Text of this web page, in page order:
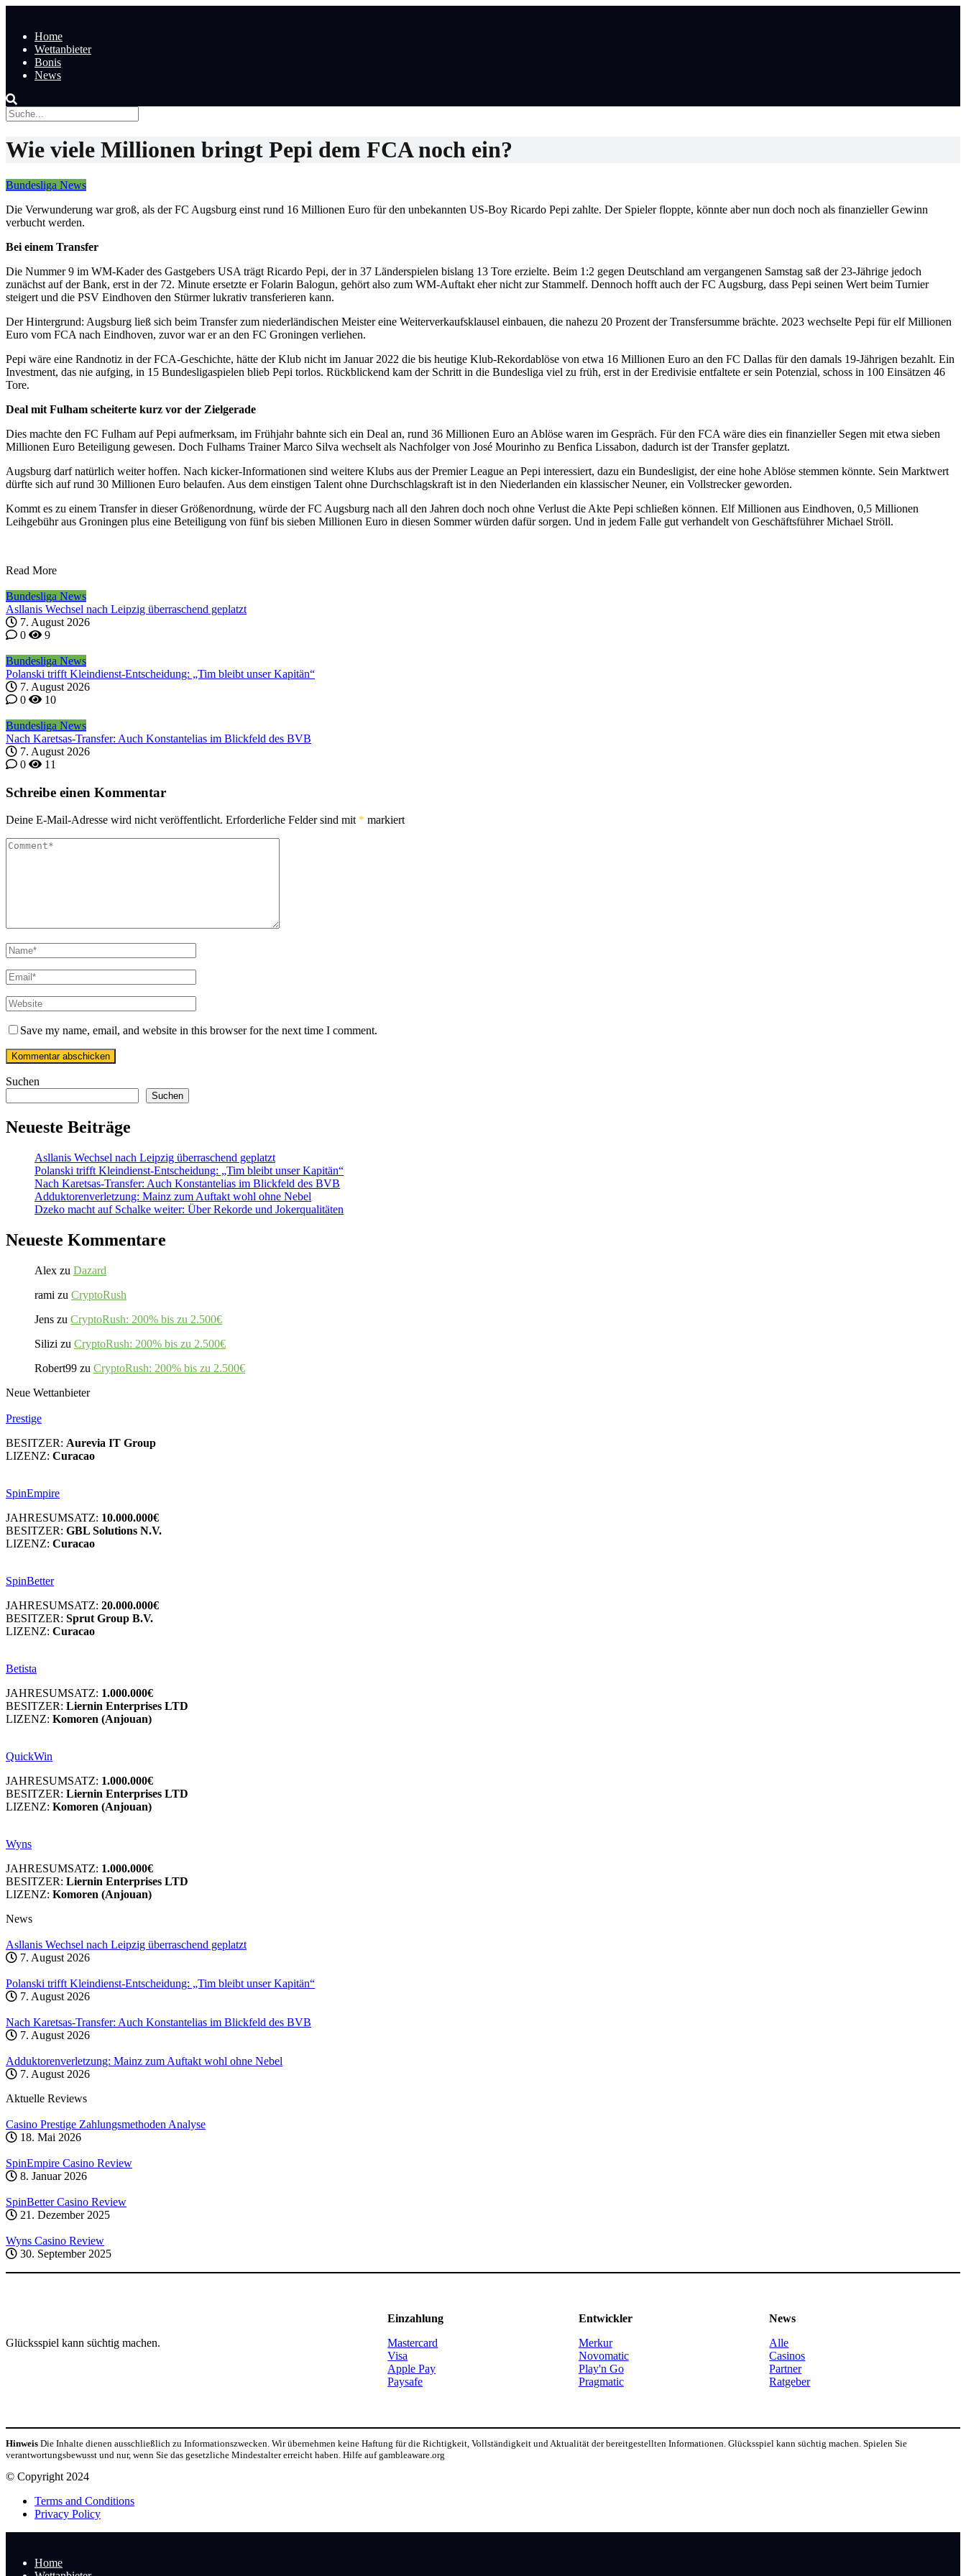
Home
Wettanbieter
Bonis
News
Wie viele Millionen bringt Pepi dem FCA noch ein?
Bundesliga News
Die Verwunderung war groß, als der FC Augsburg einst rund 16 Millionen Euro für den unbekannten US-Boy Ricardo Pepi zahlte. Der Spieler floppte, könnte aber nun doch noch als finanzieller Gewinn
verbucht werden.
Bei einem Transfer
Die Nummer 9 im WM-Kader des Gastgebers USA trägt Ricardo Pepi, der in 37 Länderspielen bislang 13 Tore erzielte. Beim 1:2 gegen Deutschland am vergangenen Samstag saß der 23-Jährige jedoch
zunächst auf der Bank, erst in der 72. Minute ersetzte er Folarin Balogun, gehört also zum WM-Auftakt eher nicht zur Stammelf. Dennoch hofft auch der FC Augsburg, dass Pepi seinen Wert beim Turnier
steigert und die PSV Eindhoven den Stürmer lukrativ transferieren kann.
Der Hintergrund: Augsburg ließ sich beim Transfer zum niederländischen Meister eine Weiterverkaufsklausel einbauen, die nahezu 20 Prozent der Transfersumme brächte. 2023 wechselte Pepi für elf Millionen
Euro vom FCA nach Eindhoven, zuvor war er an den FC Groningen verliehen.
Pepi wäre eine Randnotiz in der FCA-Geschichte, hätte der Klub nicht im Januar 2022 die bis heutige Klub-Rekordablöse von etwa 16 Millionen Euro an den FC Dallas für den damals 19-Jährigen bezahlt. Ein
Investment, das nie aufging, in 15 Bundesligaspielen blieb Pepi torlos. Rückblickend kam der Schritt in die Bundesliga viel zu früh, erst in der Eredivisie entfaltete er sein Potenzial, schoss in 100 Einsätzen 46
Tore.
Deal mit Fulham scheiterte kurz vor der Zielgerade
Dies machte den FC Fulham auf Pepi aufmerksam, im Frühjahr bahnte sich ein Deal an, rund 36 Millionen Euro an Ablöse waren im Gespräch. Für den FCA wäre dies ein finanzieller Segen mit etwa sieben
Millionen Euro Beteiligung gewesen. Doch Fulhams Trainer Marco Silva wechselt als Nachfolger von José Mourinho zu Benfica Lissabon, dadurch ist der Transfer geplatzt.
Augsburg darf natürlich weiter hoffen. Nach kicker-Informationen sind weitere Klubs aus der Premier League an Pepi interessiert, dazu ein Bundesligist, der eine hohe Ablöse stemmen könnte. Sein Marktwert
dürfte sich auf rund 30 Millionen Euro belaufen. Aus dem einstigen Talent ohne Durchschlagskraft ist in den Niederlanden ein klassischer Neuner, ein Vollstrecker geworden.
Kommt es zu einem Transfer in dieser Größenordnung, würde der FC Augsburg nach all den Jahren doch noch ohne Verlust die Akte Pepi schließen können. Elf Millionen aus Eindhoven, 0,5 Millionen
Leihgebühr aus Groningen plus eine Beteiligung von fünf bis sieben Millionen Euro in diesen Sommer würden dafür sorgen. Und in jedem Falle gut verhandelt von Geschäftsführer Michael Ströll.
Read More
Bundesliga News
Asllanis Wechsel nach Leipzig überraschend geplatzt
7. August 2026
0
9
Bundesliga News
Polanski trifft Kleindienst-Entscheidung: „Tim bleibt unser Kapitän“
7. August 2026
0
10
Bundesliga News
Nach Karetsas-Transfer: Auch Konstantelias im Blickfeld des BVB
7. August 2026
0
11
Schreibe einen Kommentar
Deine E-Mail-Adresse wird nicht veröffentlicht. Erforderliche Felder sind mit * markiert
Save my name, email, and website in this browser for the next time I comment.
Suchen
Suchen
Neueste Beiträge
Asllanis Wechsel nach Leipzig überraschend geplatzt
Polanski trifft Kleindienst-Entscheidung: „Tim bleibt unser Kapitän“
Nach Karetsas-Transfer: Auch Konstantelias im Blickfeld des BVB
Adduktorenverletzung: Mainz zum Auftakt wohl ohne Nebel
Dzeko macht auf Schalke weiter: Über Rekorde und Jokerqualitäten
Neueste Kommentare
Alex zu Dazard
rami zu CryptoRush
Jens zu CryptoRush: 200% bis zu 2.500€
Silizi zu CryptoRush: 200% bis zu 2.500€
Robert99 zu CryptoRush: 200% bis zu 2.500€
Neue Wettanbieter
Prestige
BESITZER: Aurevia IT Group
LIZENZ: Curacao
SpinEmpire
JAHRESUMSATZ: 10.000.000€
BESITZER: GBL Solutions N.V.
LIZENZ: Curacao
SpinBetter
JAHRESUMSATZ: 20.000.000€
BESITZER: Sprut Group B.V.
LIZENZ: Curacao
Betista
JAHRESUMSATZ: 1.000.000€
BESITZER: Liernin Enterprises LTD
LIZENZ: Komoren (Anjouan)
QuickWin
JAHRESUMSATZ: 1.000.000€
BESITZER: Liernin Enterprises LTD
LIZENZ: Komoren (Anjouan)
Wyns
JAHRESUMSATZ: 1.000.000€
BESITZER: Liernin Enterprises LTD
LIZENZ: Komoren (Anjouan)
News
Asllanis Wechsel nach Leipzig überraschend geplatzt
7. August 2026
Polanski trifft Kleindienst-Entscheidung: „Tim bleibt unser Kapitän“
7. August 2026
Nach Karetsas-Transfer: Auch Konstantelias im Blickfeld des BVB
7. August 2026
Adduktorenverletzung: Mainz zum Auftakt wohl ohne Nebel
7. August 2026
Aktuelle Reviews
Casino Prestige Zahlungsmethoden Analyse
18. Mai 2026
SpinEmpire Casino Review
8. Januar 2026
SpinBetter Casino Review
21. Dezember 2025
Wyns Casino Review
30. September 2025
Glücksspiel kann süchtig machen.
Einzahlung
Mastercard
Visa
Apple Pay
Paysafe
Entwickler
Merkur
Novomatic
Play'n Go
Pragmatic
News
Alle
Casinos
Partner
Ratgeber
Hinweis Die Inhalte dienen ausschließlich zu Informationszwecken. Wir übernehmen keine Haftung für die Richtigkeit, Vollständigkeit und Aktualität der bereitgestellten Informationen. Glücksspiel kann süchtig machen. Spielen Sie
verantwortungsbewusst und nur, wenn Sie das gesetzliche Mindestalter erreicht haben. Hilfe auf gambleaware.org
© Copyright 2024
Terms and Conditions
Privacy Policy
Home